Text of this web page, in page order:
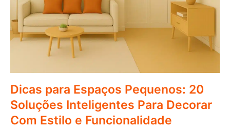
Dicas para Espaços Pequenos: 20
Soluções Inteligentes Para Decorar
Com Estilo e Funcionalidade